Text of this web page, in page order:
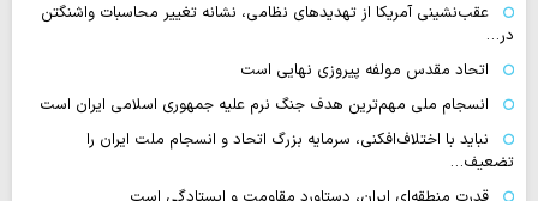
عقب‌نشینی آمریکا از تهدیدهای نظامی، نشانه تغییر محاسبات واشنگتن
در…
اتحاد مقدس مولفه پیروزی نهایی است
انسجام ملی مهم‌ترین هدف جنگ نرم علیه جمهوری اسلامی ایران است
نباید با اختلاف‌افکنی، سرمایه بزرگ اتحاد و انسجام ملت ایران را
تضعیف…